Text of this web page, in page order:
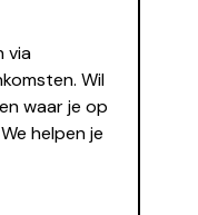
via
Wil
waar je op
helpen je